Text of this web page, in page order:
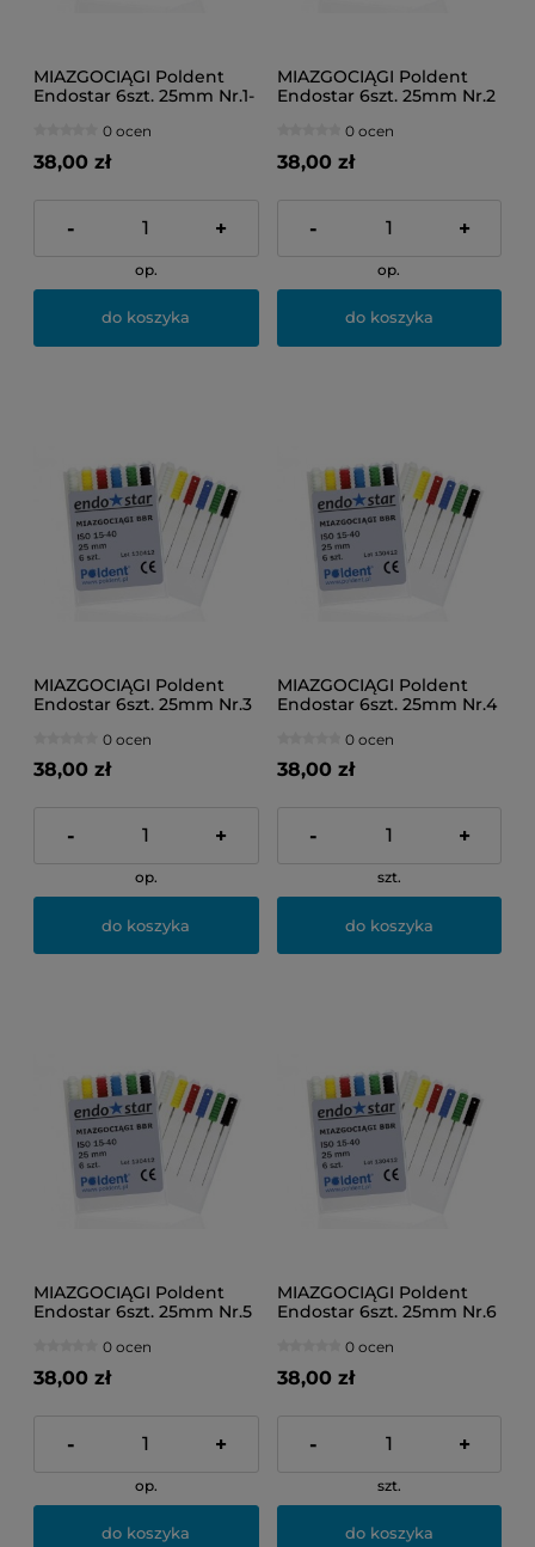
MIAZGOCIĄGI Poldent
Endostar 6szt. 25mm Nr.1-
0 ocen
38,00 zł
- +
op.
do koszyka
MIAZGOCIĄGI Poldent
Endostar 6szt. 25mm Nr.2
0 ocen
38,00 zł
- +
op.
do koszyka
MIAZGOCIĄGI Poldent
Endostar 6szt. 25mm Nr.3
0 ocen
38,00 zł
- +
op.
do koszyka
MIAZGOCIĄGI Poldent
Endostar 6szt. 25mm Nr.4
0 ocen
38,00 zł
- +
szt.
do koszyka
MIAZGOCIĄGI Poldent
Endostar 6szt. 25mm Nr.5
0 ocen
38,00 zł
- +
op.
do koszyka
MIAZGOCIĄGI Poldent
Endostar 6szt. 25mm Nr.6
0 ocen
38,00 zł
- +
szt.
do koszyka